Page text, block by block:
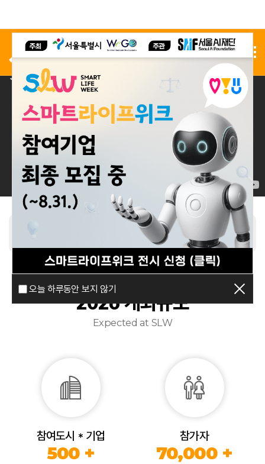
오늘 하루동안 보지 않기
사전 등록 전시 신청
2026 개최규모
Expected at SLW
참여도시 * 기업
500 +
참가자
70,000 +